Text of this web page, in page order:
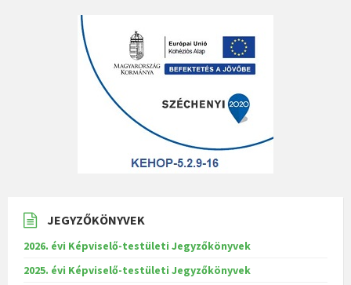
JEGYZŐKÖNYVEK
2026. évi Képviselő-testületi Jegyzőkönyvek
2025. évi Képviselő-testületi Jegyzőkönyvek